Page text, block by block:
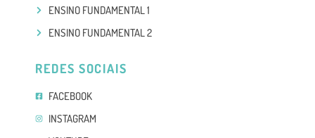
ENSINO FUNDAMENTAL 1
ENSINO FUNDAMENTAL 2
REDES SOCIAIS
FACEBOOK
INSTAGRAM